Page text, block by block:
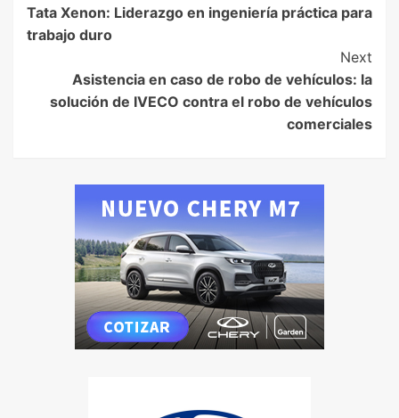
Tata Xenon: Liderazgo en ingeniería práctica para
trabajo duro
Next
Asistencia en caso de robo de vehículos: la
solución de IVECO contra el robo de vehículos
comerciales